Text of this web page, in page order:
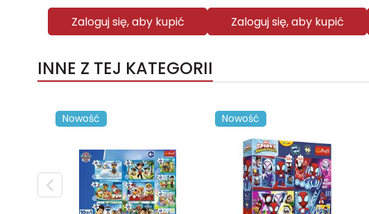
Zaloguj się, aby kupić Zaloguj się, aby kupić
INNE Z TEJ KATEGORII
Nowość Nowość